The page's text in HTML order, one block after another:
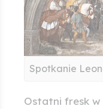
Spotkanie
Ostatni fresk